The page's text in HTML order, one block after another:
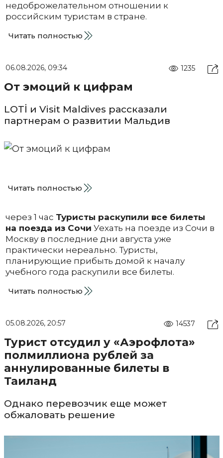
недоброжелательном отношении к
российским туристам в стране.
Читать полностью
06.08.2026, 09:34 1235
От эмоций к цифрам
LOTİ и Visit Maldives рассказали
партнерам о развитии Мальдив
Читать полностью
через 1 час Туристы раскупили все билеты
на поезда из Сочи Уехать на поезде из Сочи в
Москву в последние дни августа уже
практически нереально. Туристы,
планирующие прибыть домой к началу
учебного года раскупили все билеты.
Читать полностью
05.08.2026, 20:57 14537
Турист отсудил у «Аэрофлота»
полмиллиона рублей за
аннулированные билеты в
Таиланд
Однако перевозчик еще может
обжаловать решение